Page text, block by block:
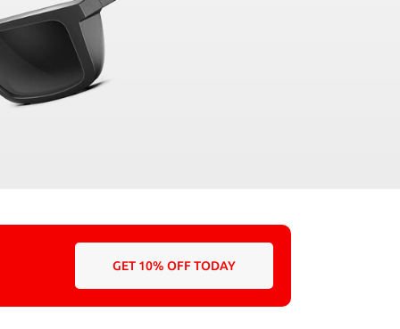
GET 10% OFF TODAY